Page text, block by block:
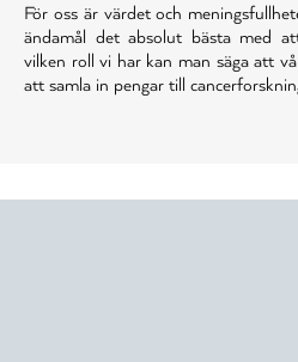
För oss är värdet och
ändamål det absolut bästa med
vilken roll vi har kan man säga att
att samla in pengar till